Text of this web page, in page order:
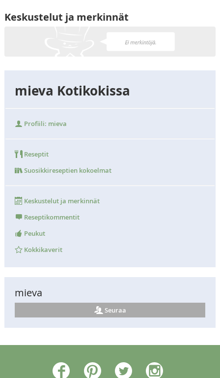
Keskustelut ja merkinnät
mieva Kotikokissa
Profiili: mieva
Reseptit
Suosikkireseptien kokoelmat
Keskustelut ja merkinnät
Reseptikommentit
Peukut
Kokkikaverit
mieva
Seuraa